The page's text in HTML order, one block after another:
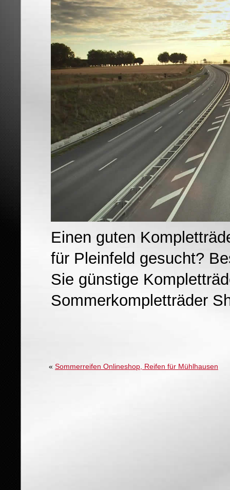
Einen guten
für Pleinfeld gesucht?
Sie günstige
Sommerkompletträder
« Sommerreifen Onlineshop, Reifen für Mühlhausen